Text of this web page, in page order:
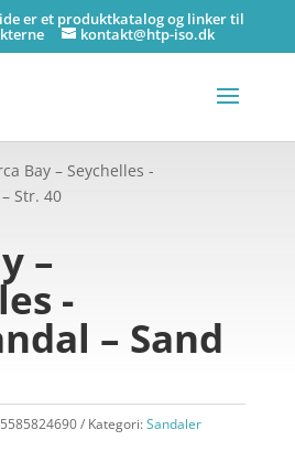
er et produktkatalog og linker til
kontakt@htp-iso.dk
Bay – Seychelles -
Str. 40
–
-
– Sand
Kategori:Sandaler